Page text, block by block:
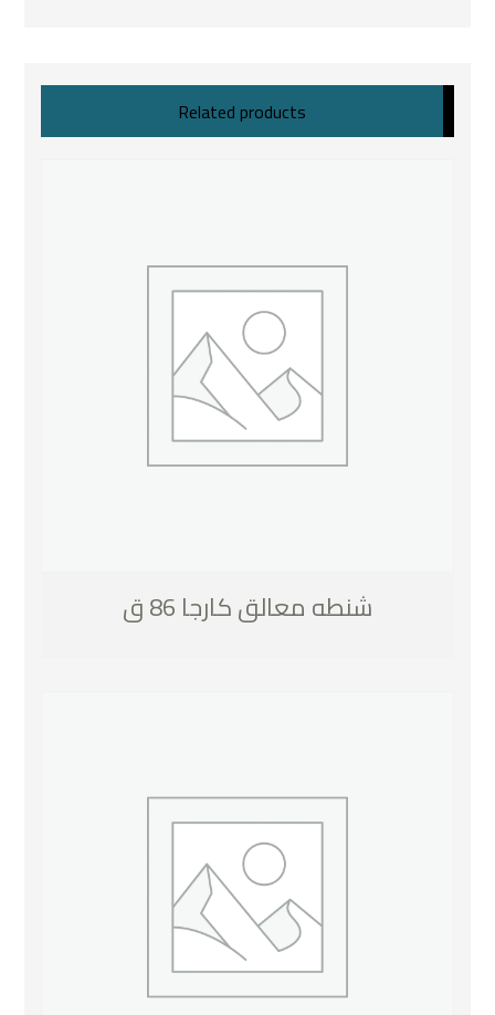
Related products
شنطه معالق كارجا 86 ق